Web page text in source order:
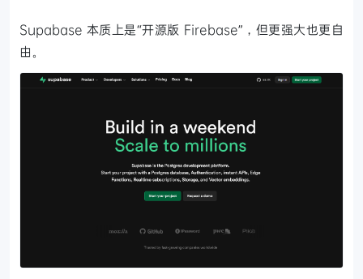
Supabase 本质上是“开源版 Firebase”，但更强大也更自
由。